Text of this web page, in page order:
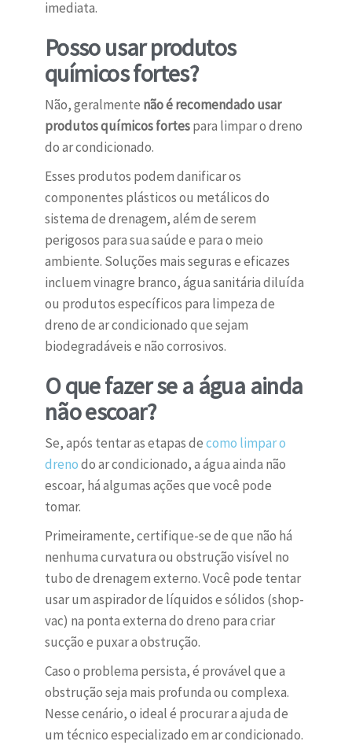
imediata.
Posso usar produtos
químicos fortes?
Não, geralmente não é recomendado usar
produtos químicos fortespara limpar o dreno
do ar condicionado.
Esses produtos podem danificar os
componentes plásticos ou metálicos do
sistema de drenagem, além de serem
perigosos para sua saúde e para o meio
ambiente. Soluções mais seguras e eficazes
incluem vinagre branco, água sanitária diluída
ou produtos específicos para limpeza de
dreno de ar condicionado que sejam
biodegradáveis e não corrosivos.
O que fazer se a água ainda
não escoar?
Se, após tentar as etapas decomo limpar o
drenodo ar condicionado, a água ainda não
escoar, há algumas ações que você pode
tomar.
Primeiramente, certifique-se de que não há
nenhuma curvatura ou obstrução visível no
tubo de drenagem externo. Você pode tentar
usar um aspirador de líquidos e sólidos (shop-
vac) na ponta externa do dreno para criar
sucção e puxar a obstrução.
Caso o problema persista, é provável que a
obstrução seja mais profunda ou complexa.
Nesse cenário, o ideal é procurar a ajuda de
um técnico especializado em ar condicionado.